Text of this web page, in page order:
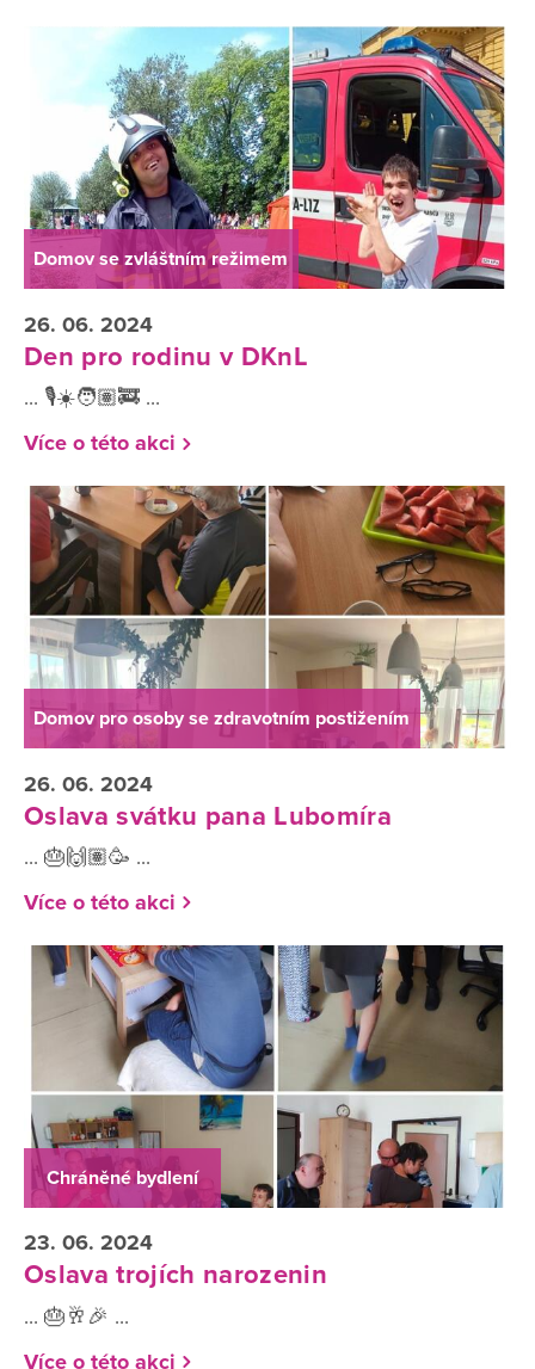
Domov se zvláštním režimem
26. 06. 2024
Den pro rodinu v DKnL
... 🎙️☀️🧑🏽‍🚒 ...
Více o této akci
Domov pro osoby se zdravotním postižením
26. 06. 2024
Oslava svátku pana Lubomíra
... 🎂🙌🏽🥳 ...
Více o této akci
Chráněné bydlení
23. 06. 2024
Oslava trojích narozenin
... 🎂🥂🎉 ...
Více o této akci